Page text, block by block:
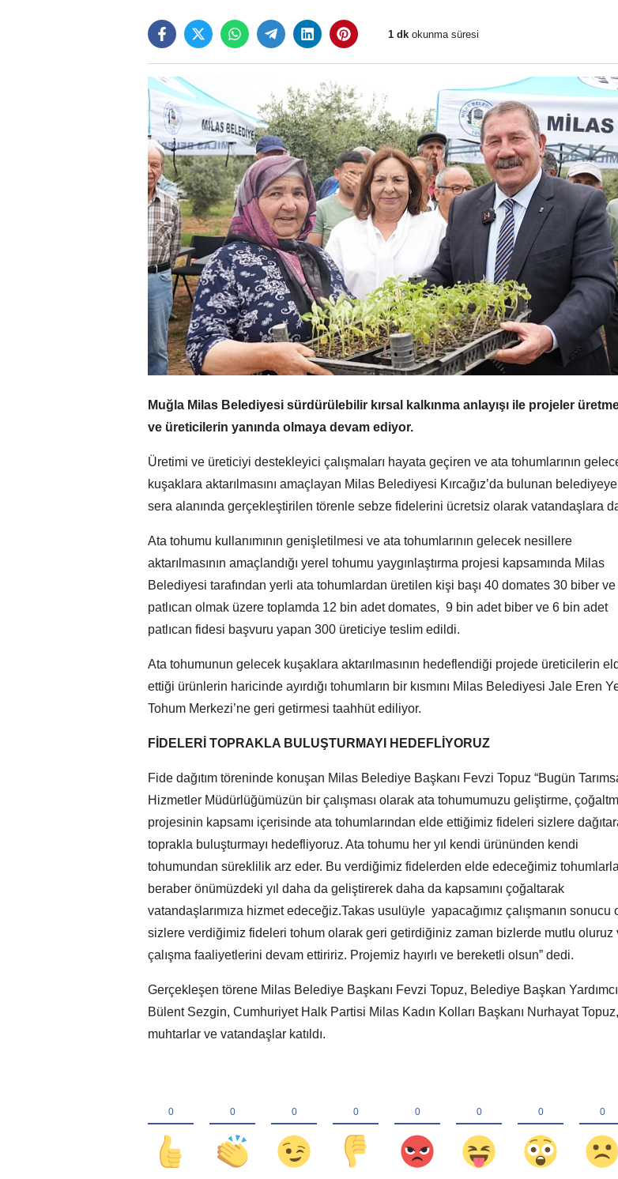
1 dk okunma süresi
Muğla Milas Belediyesi sürdürülebilir kırsal kalkınma anlayışı ile projeler
ve üreticilerin yanında olmaya devam ediyor.
Üretimi ve üreticiyi destekleyici çalışmaları hayata geçiren ve ata tohumlarının
kuşaklara aktarılmasını amaçlayan Milas Belediyesi Kırcağız’da bulunan
sera alanında gerçekleştirilen törenle sebze fidelerini ücretsiz olarak vatandaşlara
Ata tohumu kullanımının genişletilmesi ve ata tohumlarının gelecek nesillere
aktarılmasının amaçlandığı yerel tohumu yaygınlaştırma projesi kapsamında Milas
Belediyesi tarafından yerli ata tohumlardan üretilen kişi başı 40 domates 30 biber
patlıcan olmak üzere toplamda 12 bin adet domates, 9 bin adet biber ve 6 bin adet
patlıcan fidesi başvuru yapan 300 üreticiye teslim edildi.
Ata tohumunun gelecek kuşaklara aktarılmasının hedeflendiği projede üreticilerin
ettiği ürünlerin haricinde ayırdığı tohumların bir kısmını Milas Belediyesi Jale Eren
Tohum Merkezi’ne geri getirmesi taahhüt ediliyor.
FİDELERİ TOPRAKLA BULUŞTURMAYI HEDEFLİYORUZ
Fide dağıtım töreninde konuşan Milas Belediye Başkanı Fevzi Topuz “Bugün
Hizmetler Müdürlüğümüzün bir çalışması olarak ata tohumumuzu geliştirme,
projesinin kapsamı içerisinde ata tohumlarından elde ettiğimiz fideleri sizlere
toprakla buluşturmayı hedefliyoruz. Ata tohumu her yıl kendi ürününden kendi
tohumundan süreklilik arz eder. Bu verdiğimiz fidelerden elde edeceğimiz tohumlarla
beraber önümüzdeki yıl daha da geliştirerek daha da kapsamını çoğaltarak
vatandaşlarımıza hizmet edeceğiz.Takas usulüyle yapacağımız çalışmanın sonucu
sizlere verdiğimiz fideleri tohum olarak geri getirdiğiniz zaman bizlerde mutlu oluruz
çalışma faaliyetlerini devam ettiririz. Projemiz hayırlı ve bereketli olsun” dedi.
Gerçekleşen törene Milas Belediye Başkanı Fevzi Topuz, Belediye Başkan
Bülent Sezgin, Cumhuriyet Halk Partisi Milas Kadın Kolları Başkanı Nurhayat Topuz,
muhtarlar ve vatandaşlar katıldı.